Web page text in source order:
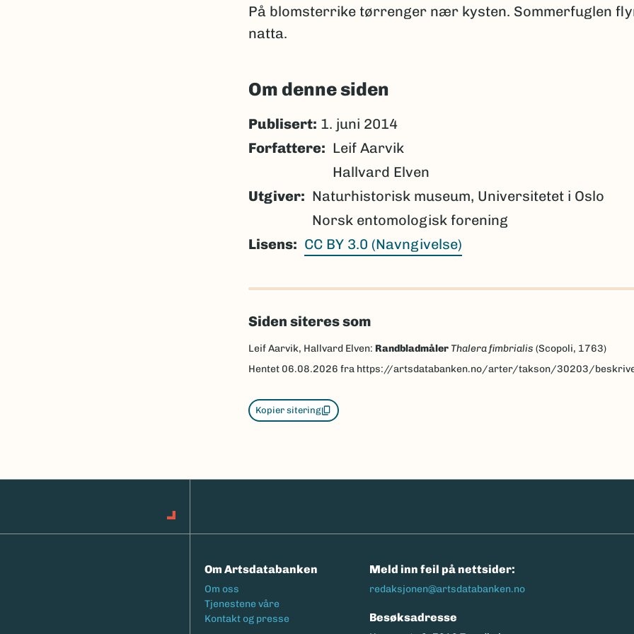
På blomsterrike tørrenger nær kysten. Sommerfuglen
natta.
Om denne siden
Publisert: 1. juni 2014
Forfattere
Leif Aarvik
Hallvard Elven
Utgiver
Naturhistorisk museum, Universitetet i Oslo
Norsk entomologisk forening
Lisens
CC BY 3.0 (Navngivelse)
Siden siteres som
Leif Aarvik, Hallvard Elven: Randbladmåler Thalera fimbrialis (Scopoli, 1763)
Hentet 06.08.2026 fra https://artsdatabanken.no/arter/takson/30203/
Kopier sitering
Om Artsdatabanken
Footermeny
Om oss
Tjenestene våre
Kontakt og presse
Meld inn feil på nettsider:
redaksjonen@artsdatabanken.no
Besøksadresse